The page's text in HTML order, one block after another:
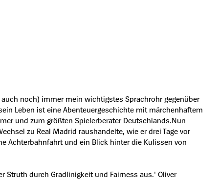
noch) immer mein wichtigstes Sprachrohr gegenüber
Leben ist eine Abenteuergeschichte mit märchenhaftem
und zum größten Spielerberater Deutschlands.Nun
zu Real Madrid raushandelte, wie er drei Tage vor
Achterbahnfahrt und ein Blick hinter die Kulissen von
durch Gradlinigkeit und Fairness aus.' Oliver